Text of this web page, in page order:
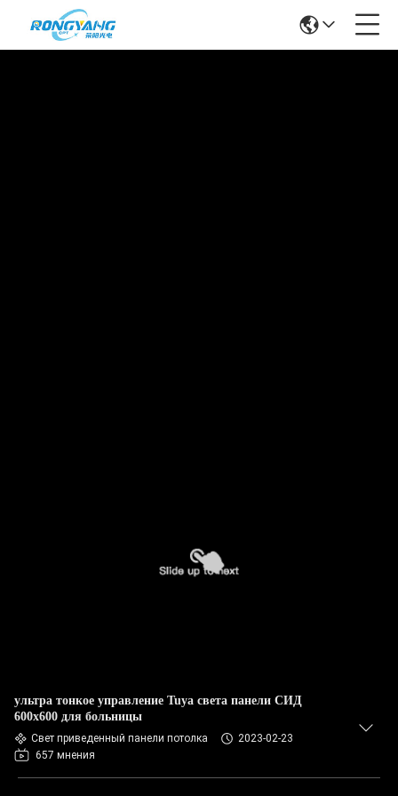
ультра тонкое управление Tuya света панели СИД
600x600 для больницы
Свет приведенный панели потолка
2023-02-23
657 мнения